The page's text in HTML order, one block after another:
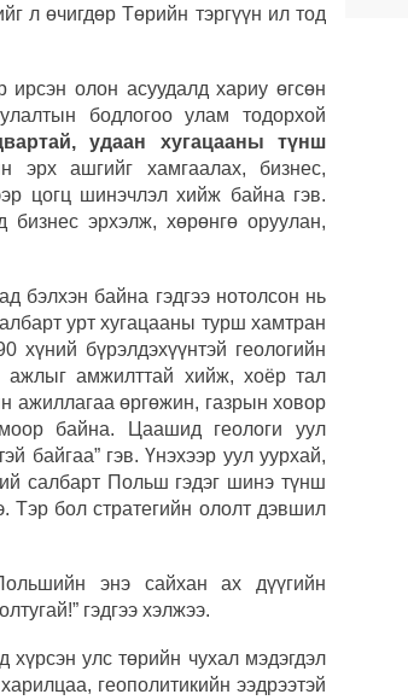
л өчигдөр Төрийн тэргүүн ил тод
ирсэн олон асуудалд хариу өгсөн
бодлогоо улам тодорхой
удаан хугацааны түнш
эрх ашгийг хамгаалах, бизнес,
цогц шинэчлэл хийж байна гэв.
эрхэлж, хөрөнгө оруулан,
бэлхэн байна гэдгээ нотолсон нь
урт хугацааны турш хамтран
бүрэлдэхүүнтэй геологийн
ажлыг амжилттай хийж, хоёр тал
ажиллагаа өргөжин, газрын ховор
байна. Цаашид геологи уул
байгаа” гэв. Үнэхээр уул уурхай,
салбарт Польш гэдэг шинэ түнш
Тэр бол стратегийн ололт дэвшил
энэ сайхан ах дүүгийн
гэдгээ хэлжээ.
хүрсэн улс төрийн чухал мэдэгдэл
геополитикийн ээдрээтэй